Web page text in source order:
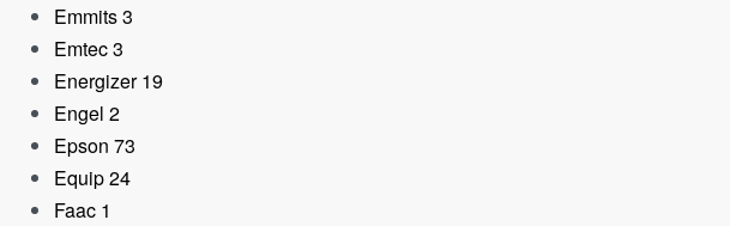
Emmits3
Emtec3
Energizer 19
Engel 2
Epson 73
Equip24
Faac 1